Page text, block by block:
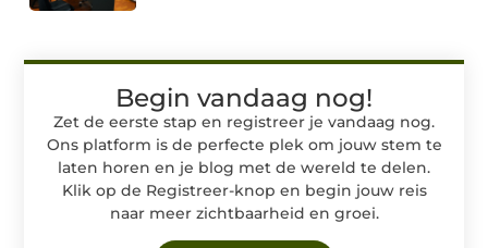
Begin vandaag nog!
Zet de eerste stap en registreer je vandaag nog.
Ons platform is de perfecte plek om jouw stem te
laten horen en je blog met de wereld te delen.
Klik op de Registreer-knop en begin jouw reis
naar meer zichtbaarheid en groei.